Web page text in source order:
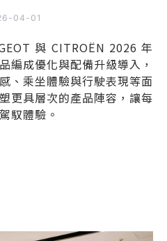
04-01
與 CITROËN 2026 年
編成優化與配備升級導入，
、乘坐體驗與行駛表現等面
更具層次的產品陣容，讓每
馭體驗。